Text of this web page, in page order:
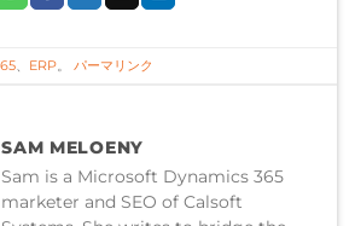
、 ERP。パーマリンク
SAM MELOENY
Sam is a Microsoft Dynamics 365
marketer and SEO of Calsoft